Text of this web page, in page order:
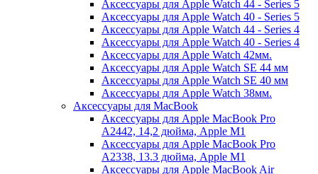
Аксессуары для Apple Watch 44 - Series 5
Аксессуары для Apple Watch 40 - Series 5
Аксессуары для Apple Watch 44 - Series 4
Аксессуары для Apple Watch 40 - Series 4
Аксессуары для Apple Watch 42мм.
Аксессуары для Apple Watch SE 44 мм
Аксессуары для Apple Watch SE 40 мм
Аксессуары для Apple Watch 38мм.
Аксессуары для MacBook
Аксессуары для Apple MacBook Pro
A2442, 14,2 дюйма, Apple M1
Аксессуары для Apple MacBook Pro
A2338, 13.3 дюйма, Apple M1
Аксессуары для Apple MacBook Air